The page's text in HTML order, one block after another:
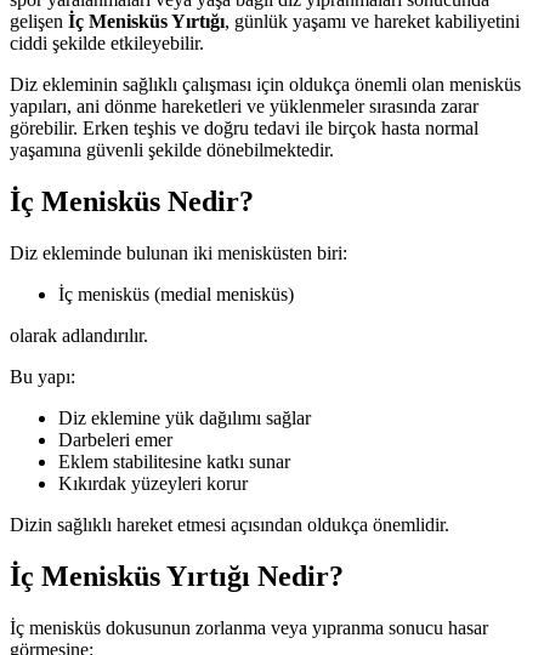
gelişen İç Menisküs Yırtığı, günlük yaşamı ve hareket kabiliyetini
ciddi şekilde etkileyebilir.
Diz ekleminin sağlıklı çalışması için oldukça önemli olan menisküs
yapıları, ani dönme hareketleri ve yüklenmeler sırasında zarar
görebilir. Erken teşhis ve doğru tedavi ile birçok hasta normal
yaşamına güvenli şekilde dönebilmektedir.
İç Menisküs Nedir?
Diz ekleminde bulunan iki menisküsten biri:
İç menisküs (medial menisküs)
olarak adlandırılır.
Bu yapı:
Diz eklemine yük dağılımı sağlar
Darbeleri emer
Eklem stabilitesine katkı sunar
Kıkırdak yüzeyleri korur
Dizin sağlıklı hareket etmesi açısından oldukça önemlidir.
İç Menisküs Yırtığı Nedir?
İç menisküs dokusunun zorlanma veya yıpranma sonucu hasar
görmesine: